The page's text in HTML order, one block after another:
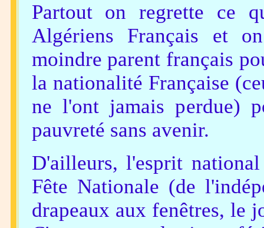
Partout on regrette ce
Algériens Français et
moindre parent français
la nationalité Française
ne l'ont jamais perdue)
pauvreté sans avenir.
D'ailleurs, l'esprit
Fête Nationale (de
drapeaux aux fenêtres, le